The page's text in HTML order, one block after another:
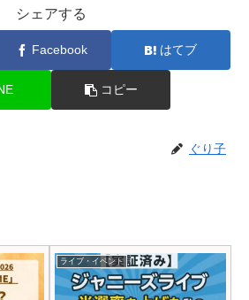
シェアする
Facebook はてブ
コピー
ぐり子
ライブ・イベント